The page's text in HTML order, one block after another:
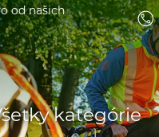
od našich
kategórie